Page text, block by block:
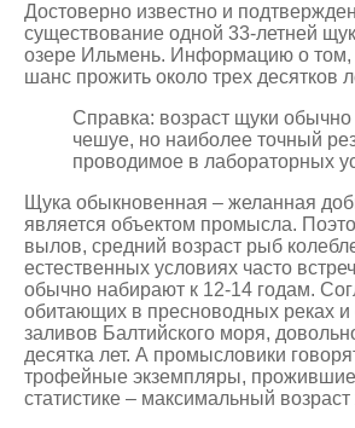
Достоверно известно и
существование одной 33-летней
озере Ильмень. Информацию о
шанс прожить около трех десятков
Справка: возраст щуки
чешуе, но наиболее точный
проводимое в лабораторных
Щука обыкновенная – желанная
является объектом промысла.
вылов, средний возраст рыб
естественных условиях часто
обычно набирают к 12-14 годам.
обитающих в пресноводных реках
заливов Балтийского моря,
десятка лет. А промысловики
трофейные экземпляры,
статистике – максимальный